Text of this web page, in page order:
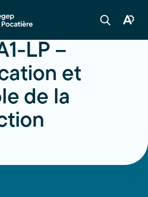
Ouvrir
Ouvrir
LP –
et
de la